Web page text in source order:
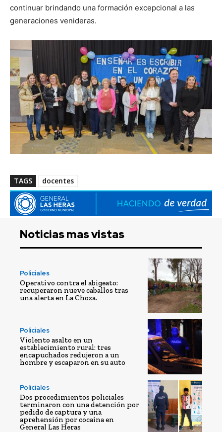
continuar brindando una formación excepcional a las
generaciones venideras.
TAGS docentes
Noticias mas vistas
Policiales
Operativo contra el abigeato:
recuperaron nueve caballos tras
una alerta en La Choza.
Policiales
Violento asalto en un
establecimiento rural: tres
encapuchados redujeron a un
hombre y escaparon en su auto
Policiales
Dos procedimientos policiales
terminaron con una detención por
pedido de captura y una
aprehensión por cocaína en
General Las Heras